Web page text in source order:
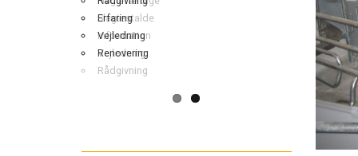
Slagtestalde
Information
Vejledning
Rådgivning
Erfaring
Vejledning
Renovering